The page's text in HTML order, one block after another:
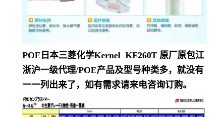
POE日本三菱化学Kernel KF260T 原厂原包江
浙沪一级代理/POE产品及型号种类多，就没有
一一列出来了，如有需求请来电咨询订购。